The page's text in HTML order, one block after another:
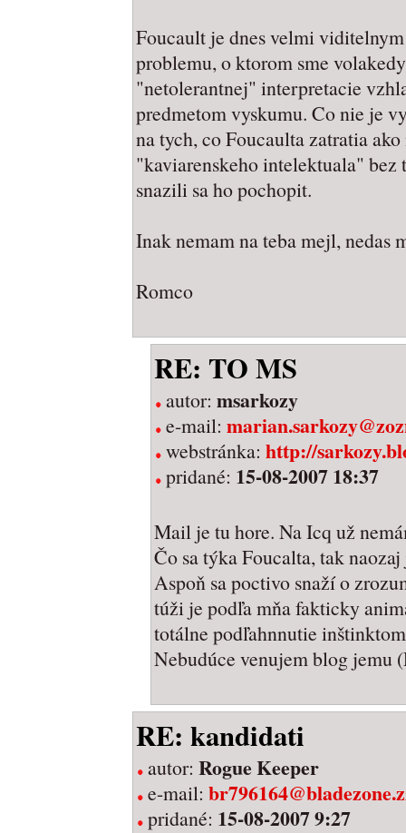
Foucault je dnes velmi
problemu, o ktorom sme
"netolerantnej" interpretacie
predmetom vyskumu. Co nie je
na tych, co Foucaulta zatratia
"kaviarenskeho intelektuala" bez
snazili sa ho pochopit.
Inak nemam na teba mejl, nedas
Romco
RE: TO MS
autor: msarkozy
e-mail:
webstránka: http://
pridané: 15-08-2007 18:37
Mail je tu hore. Na Icq už
Čo sa týka Foucalta, tak
Aspoň sa poctivo snaží o
túži je podľa mňa fakticky
totálne podľahnnutie
Nebudúce venujem blog jemu
RE: kandidati
autor: Rogue Keeper
e-mail:
pridané: 15-08-2007 9:27